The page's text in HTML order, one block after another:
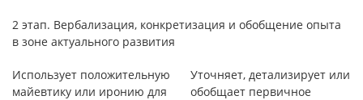
2 этап. Вербализация, конкретизация и обобщение опыта
в зоне актуального развития
Использует положительную
майевтику или иронию для
Уточняет, детализирует или
обобщает первичное